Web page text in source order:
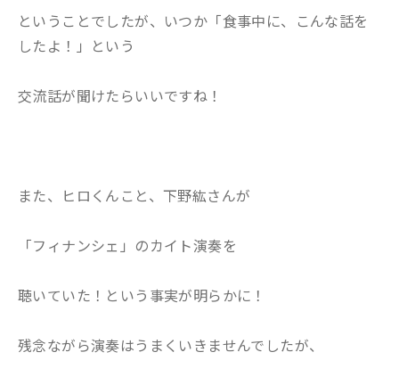
ということでしたが、いつか「食事中に、こんな話を
したよ！」という
交流話が聞けたらいいですね！
また、ヒロくんこと、下野紘さんが
「フィナンシェ」のカイト演奏を
聴いていた！という事実が明らかに！
残念ながら演奏はうまくいきませんでしたが、